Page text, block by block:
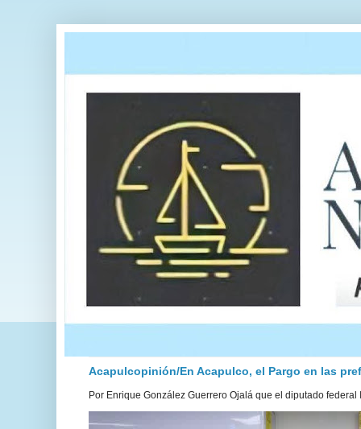
Acapulcopinión/En Acapulco, el Pargo en las
Por Enrique González Guerrero Ojalá que el diputado